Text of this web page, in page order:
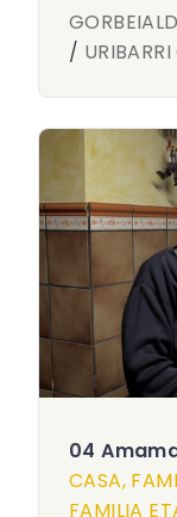
/
04
CASA,
FAMILIA